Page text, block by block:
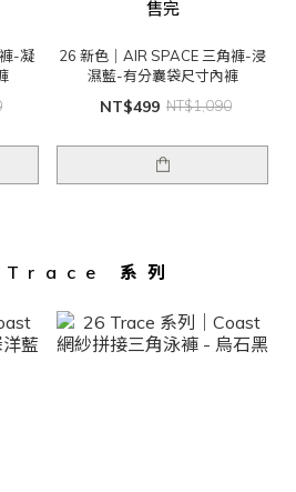
-凝
售完
26 新色｜AIR SPACE 三角褲-浸
濕藍-有分囊袋尺寸內褲
NT$499 NT$1,090
系列